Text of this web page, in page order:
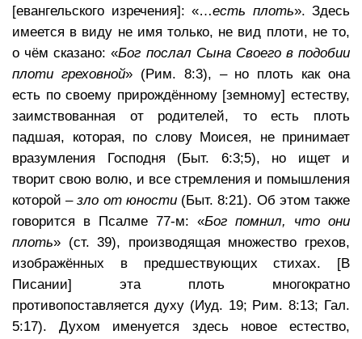
[евангельского изречения]: «…есть плоть». Здесь
имеется в виду не имя только, не вид плоти, не то,
о чём сказано: «Бог послал Сына Своего в подобии
плоти греховной» (Рим. 8:3), – но плоть как она
есть по своему прирождённому [земному] естеству,
заимствованная от родителей, то есть плоть
падшая, которая, по слову Моисея, не принимает
вразумления Господня (Быт. 6:3;5), но ищет и
творит свою волю, и все стремления и помышления
которой –зло от юности(Быт. 8:21). Об этом также
говорится в Псалме 77-м: «Бог помнил, что они
плоть» (ст. 39), производящая множество грехов,
изображённых в предшествующих стихах. [В
Писании] эта плоть многократно
противопоставляется духу (Иуд. 19; Рим. 8:13; Гал.
5:17). Духом именуется здесь новое естество,